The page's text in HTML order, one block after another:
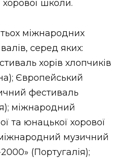
школи.
міжнародних
серед яких:
хорів хлопчиків
Європейський
фестиваль
міжнародний
та юнацької хорової
міжнародний музичний
(Португалія);